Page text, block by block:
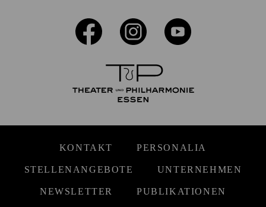
KONTAKT PERSONALIA
STELLENANGEBOTE UNTERNEHMEN
NEWSLETTER PUBLIKATIONEN